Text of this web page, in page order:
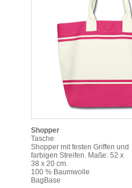
Shopper
Tasche
Shopper mit festen Griffen und
farbigen Streifen. Maße: 52 x
38 x 20 cm.
100 % Baumwolle
BagBase